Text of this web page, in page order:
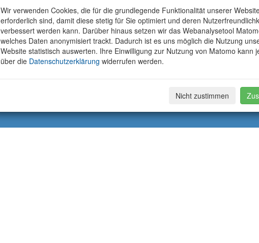
Wir verwenden Cookies, die für die grundlegende Funktionalität unserer
erforderlich sind, damit diese stetig für Sie optimiert und deren
verbessert werden kann. Darüber hinaus setzen wir das Webanalysetool
welches Daten anonymisiert trackt. Dadurch ist es uns möglich die Nutzung
Website statistisch auswerten. Ihre Einwilligung zur Nutzung von Matomo kann
über die Datenschutzerklärung widerrufen werden.
Nicht zustimmen